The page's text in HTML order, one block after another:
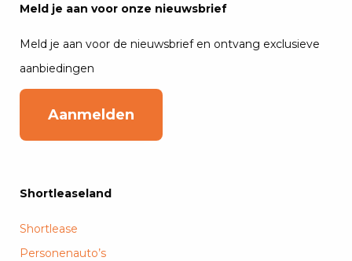
Meld je aan voor onze nieuwsbrief
Meld je aan voor de nieuwsbrief en ontvang exclusieve
aanbiedingen
Aanmelden
Shortleaseland
Shortlease
Personenauto’s